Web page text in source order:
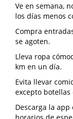
Ve en semana,
los días menos
Compra
se agoten.
Lleva ropa
km en un día.
Evita llevar
excepto botellas
Descarga la